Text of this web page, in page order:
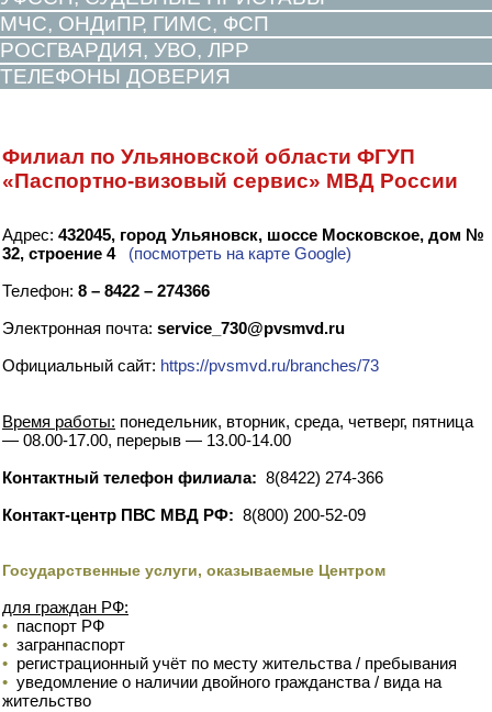
МЧС, ОНДиПР, ГИМС, ФСП
РОСГВАРДИЯ, УВО, ЛРР
ТЕЛЕФОНЫ ДОВЕРИЯ
Филиал по Ульяновской области ФГУП
«Паспортно-визовый сервис» МВД России
Адрес: 432045, город Ульяновск, шоссе Московское, дом №
32, строение 4
(посмотреть на карте Google)
Телефон: 8 – 8422 – 274366
Электронная почта: service_730@pvsmvd.ru
Официальный сайт: https://pvsmvd.ru/branches/73
Время работы: понедельник, вторник, среда, четверг, пятница
— 08.00-17.00, перерыв — 13.00-14.00
Контактный телефон филиала: 8(8422) 274-366
Контакт-центр ПВС МВД РФ: 8(800) 200-52-09
Государственные услуги, оказываемые Центром
для граждан РФ:
• паспорт РФ
• загранпаспорт
• регистрационный учёт по месту жительства / пребывания
• уведомление о наличии двойного гражданства / вида на
жительство